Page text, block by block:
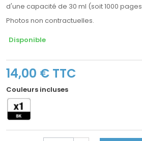
d'une capacité de 30 ml (soit 1000
Photos non contractuelles.
Disponible
14,00 € TTC
Couleurs incluses